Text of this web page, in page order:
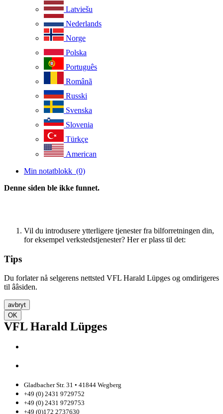
Latviešu
Nederlands
Norge
Polska
Português
Românã
Russki
Svenska
Slovenia
Türkçe
American
Min notatblokk (0)
Denne siden ble ikke funnet.
Vil du introdusere ytterligere tjenester fra bilforretningen din,
for eksempel verkstedstjenester? Her er plass til det:
Tips
Du forlater nå selgerens nettsted VFL Harald Lüpges og omdirigeres
til ââsiden.
avbryt
OK
VFL Harald Lüpges
Gladbacher Str. 31 • 41844 Wegberg
+49 (0) 2431 9729752
+49 (0) 2431 9729753
+49 (0)172 2737630